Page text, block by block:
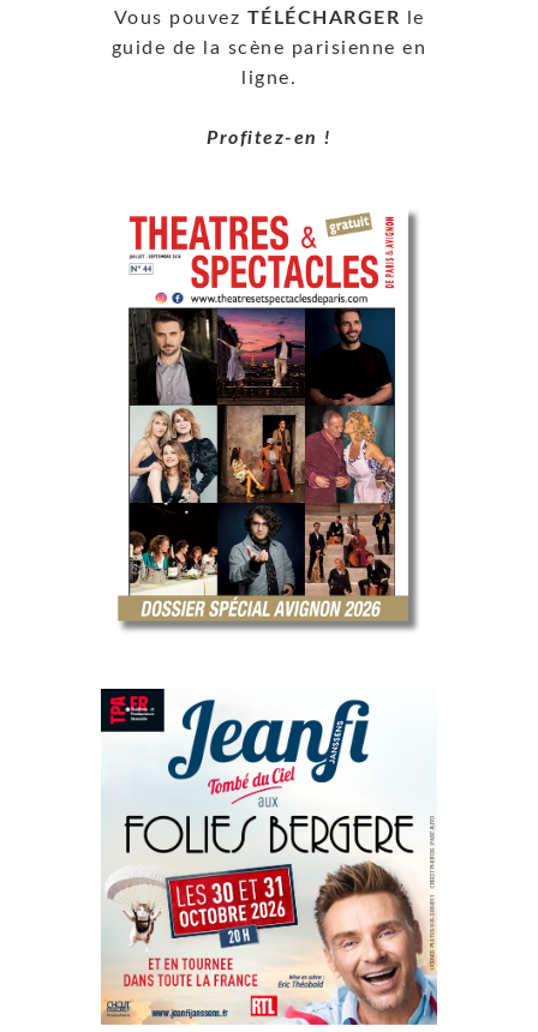
Vous pouvez TÉLÉCHARGER le
guide de la scène parisienne en
ligne.
Profitez-en !